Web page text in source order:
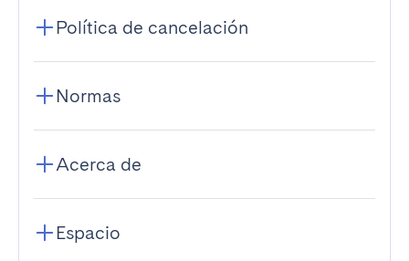
Política de cancelación
Normas
Acerca de
Espacio